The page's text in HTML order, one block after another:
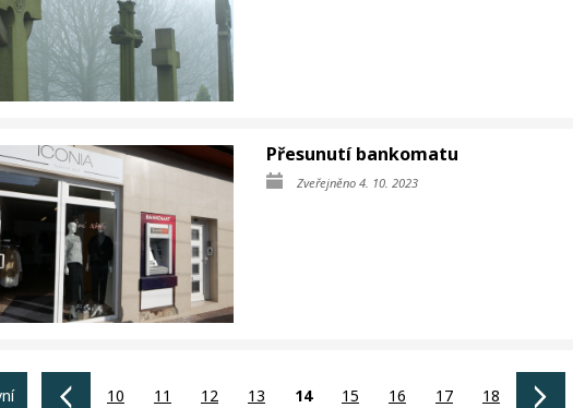
Přesunutí bankomatu
Zveřejněno 4. 10. 2023
10 11 12 13 14 15 16 17 18